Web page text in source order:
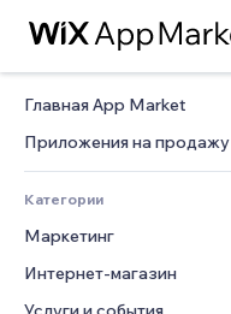
Главная App Market
Приложения на продажу
Категории
Маркетинг
Реклама
Моб. версия
Интернет-магазин
Приложения для магазинов